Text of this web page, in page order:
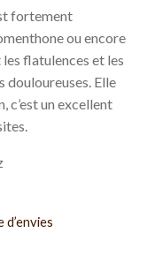
fortement
ou encore
flatulences et les
douloureuses. Elle
c’est un excellent